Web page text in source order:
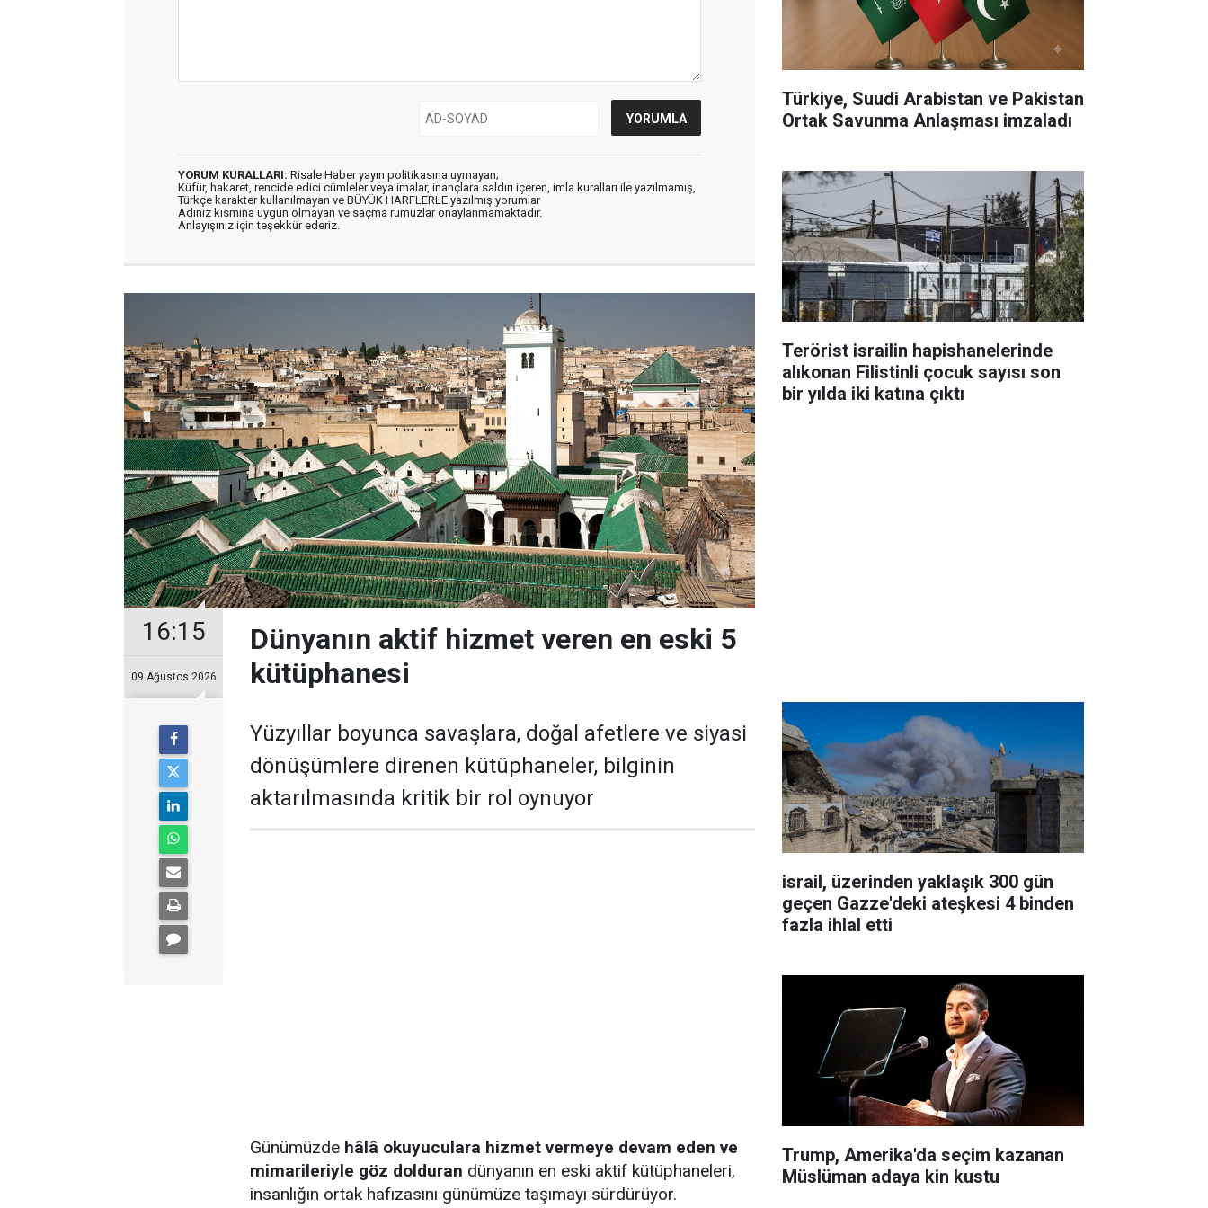
YORUM KURALLARI: Risale Haber yayın politikasına uymayan;
Küfür, hakaret, rencide edici cümleler veya imalar, inançlara saldırı içeren, imla kuralları ile yazılmamış,
Türkçe karakter kullanılmayan ve BÜYÜK HARFLERLE yazılmış yorumlar
Adınız kısmına uygun olmayan ve saçma rumuzlar onaylanmamaktadır.
Anlayışınız için teşekkür ederiz.
16:15
09 Ağustos 2026
Dünyanın aktif hizmet veren en eski 5
kütüphanesi
Yüzyıllar boyunca savaşlara, doğal afetlere ve siyasi
dönüşümlere direnen kütüphaneler, bilginin
aktarılmasında kritik bir rol oynuyor
Günümüzde hâlâ okuyuculara hizmet vermeye devam eden ve
mimarileriyle göz dolduran dünyanın en eski aktif kütüphaneleri,
insanlığın ortak hafızasını günümüze taşımayı sürdürüyor.
Türkiye, Suudi Arabistan ve Pakistan
Ortak Savunma Anlaşması imzaladı
Terörist israilin hapishanelerinde
alıkonan Filistinli çocuk sayısı son
bir yılda iki katına çıktı
israil, üzerinden yaklaşık 300 gün
geçen Gazze'deki ateşkesi 4 binden
fazla ihlal etti
Trump, Amerika'da seçim kazanan
Müslüman adaya kin kustu